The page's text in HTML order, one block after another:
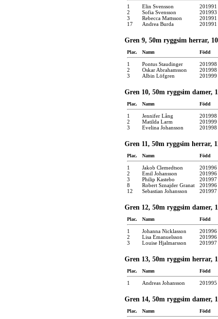
1 Elin Svensson
201991
2
Sofia Svensson
201993
3
Rebecca Mattsson
201991
17
Andrea Burda 201991
Gren 9, 50m ryggsim herrar,
Plac. Namn Född
1 Pontus Staudinger
201998
2
Oskar Abrahamsson
201998
3
Albin Löfgren 201999
Gren 10, 50m ryggsim damer,
Plac. Namn Född
1 Jennifer Lång
201998
2
Matilda Larm
201999
3
Evelina Johansson 201998
Gren 11, 50m ryggsim herrar,
Plac. Namn Född
1 Jakob Clemedtson
201996
2
Emil Johansson
201996
3
Philip Kastebo
201997
8
Robert Sznajder Granat
201996
12
Sebastian Johansson 201997
Gren 12, 50m ryggsim damer,
Plac. Namn Född
1 Johanna Nicklasson
201996
2
Lisa Emanuelsson
201996
3
Louise Hjalmarsson 201997
Gren 13, 50m ryggsim herrar,
Plac. Namn Född
1 Andreas Johansson 201995
Gren 14, 50m ryggsim damer,
Plac. Namn Född